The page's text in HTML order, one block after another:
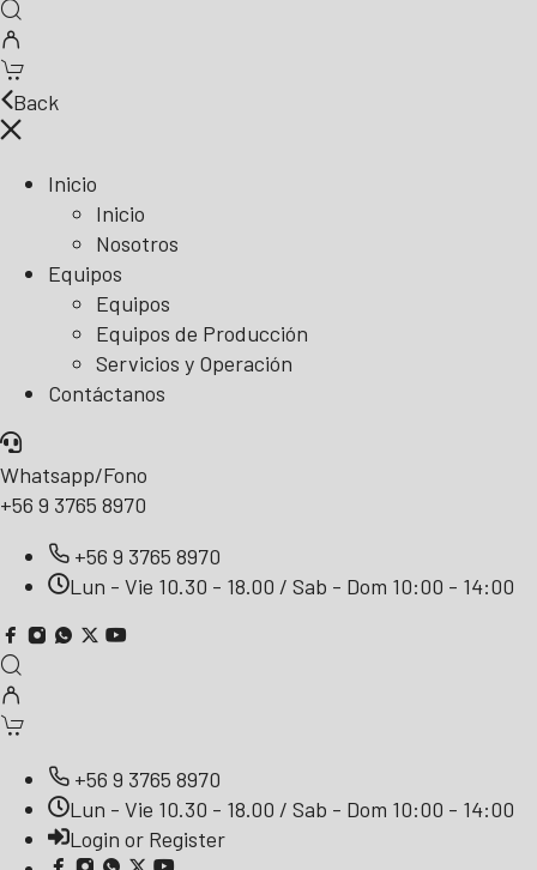
Back
Inicio
Inicio
Nosotros
Equipos
Equipos
Equipos de Producción
Servicios y Operación
Contáctanos
Whatsapp/Fono
+56 9 3765 8970
+56 9 3765 8970
Lun - Vie 10.30 - 18.00 / Sab - Dom 10:00 - 14:00
+56 9 3765 8970
Lun - Vie 10.30 - 18.00 / Sab - Dom 10:00 - 14:00
Login or Register